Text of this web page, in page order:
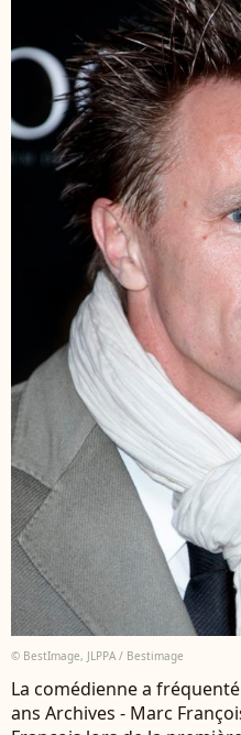
© BestImage, JLPPA / Bestimage
La comédienne a
ans Archives - Marc